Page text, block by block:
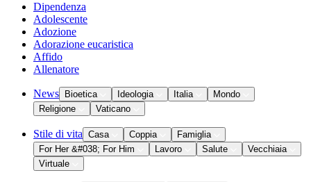
Dipendenza
Adolescente
Adozione
Adorazione eucaristica
Affido
Allenatore
News Bioetica Ideologia Italia
Mondo
Religione
Vaticano
Stile di vita Casa Coppia
Famiglia
For Her &#038; For Him
Lavoro Salute
Vecchiaia
Virtuale